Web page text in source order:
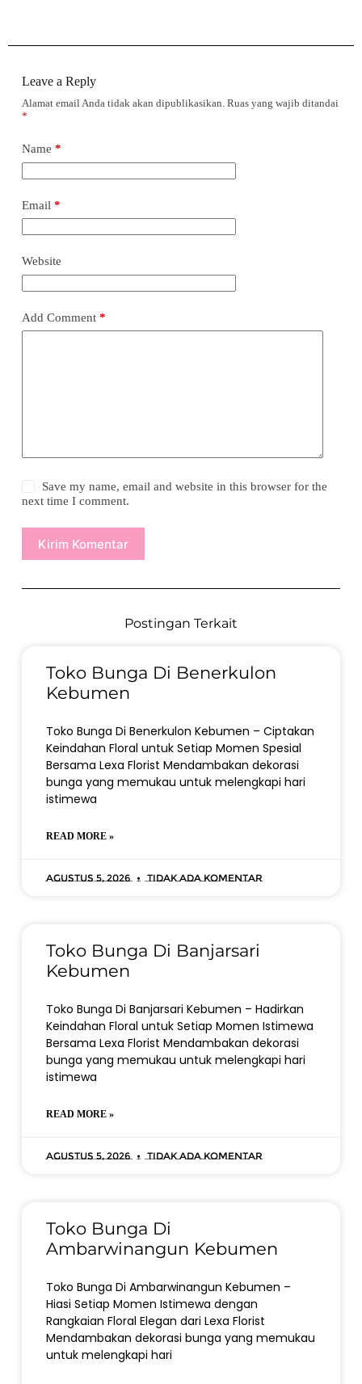
Leave a Reply
Alamat email Anda tidak akan dipublikasikan. Ruas yang wajib ditandai
*
Name *
Email *
Website
Add Comment*
Save my name, email and website in this browser for the
next time I comment.
Kirim Komentar
Postingan Terkait
Toko Bunga Di Benerkulon
Kebumen
Toko Bunga Di Benerkulon Kebumen – Ciptakan
Keindahan Floral untuk Setiap Momen Spesial
Bersama Lexa Florist Mendambakan dekorasi
bunga yang memukau untuk melengkapi hari
istimewa
READ MORE »
Agustus 5, 2026 Tidak ada komentar
Toko Bunga Di Banjarsari
Kebumen
Toko Bunga Di Banjarsari Kebumen – Hadirkan
Keindahan Floral untuk Setiap Momen Istimewa
Bersama Lexa Florist Mendambakan dekorasi
bunga yang memukau untuk melengkapi hari
istimewa
READ MORE »
Agustus 5, 2026 Tidak ada komentar
Toko Bunga Di
Ambarwinangun Kebumen
Toko Bunga Di Ambarwinangun Kebumen –
Hiasi Setiap Momen Istimewa dengan
Rangkaian Floral Elegan dari Lexa Florist
Mendambakan dekorasi bunga yang memukau
untuk melengkapi hari